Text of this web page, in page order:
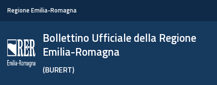
Regione Emilia-Romagna
Bollettino Ufficiale della Regione
Emilia-Romagna
(BURERT)